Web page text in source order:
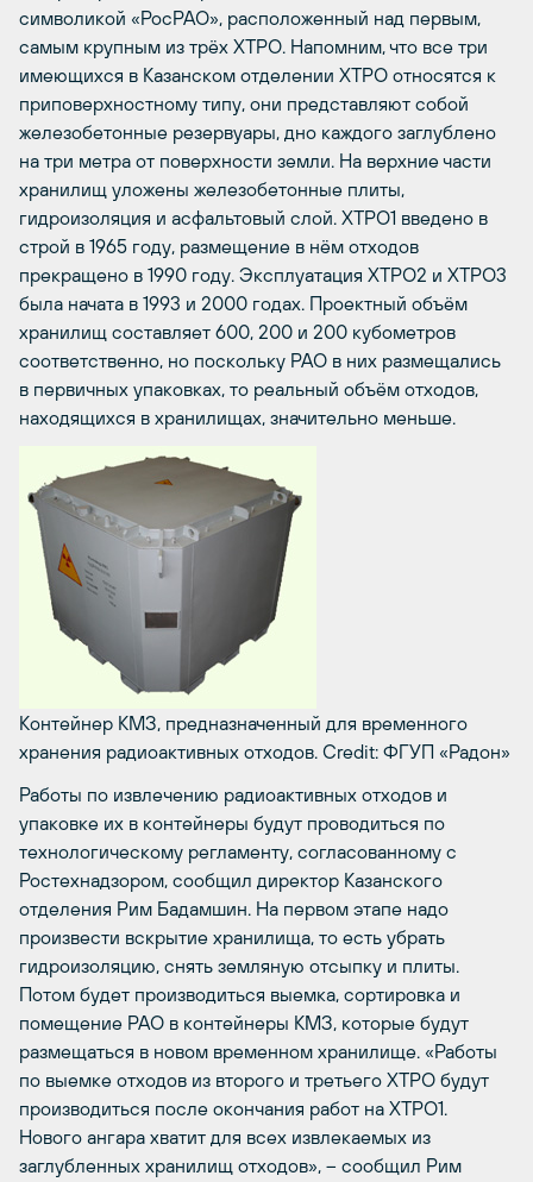
символикой «РосРАО», расположенный над первым,
самым крупным из трёх ХТРО. Напомним, что все три
имеющихся в Казанском отделении ХТРО относятся к
приповерхностному типу, они представляют собой
железобетонные резервуары, дно каждого заглублено
на три метра от поверхности земли. На верхние части
хранилищ уложены железобетонные плиты,
гидроизоляция и асфальтовый слой. ХТРО1 введено в
строй в 1965 году, размещение в нём отходов
прекращено в 1990 году. Эксплуатация ХТРО2 и ХТРО3
была начата в 1993 и 2000 годах. Проектный объём
хранилищ составляет 600, 200 и 200 кубометров
соответственно, но поскольку РАО в них размещались
в первичных упаковках, то реальный объём отходов,
находящихся в хранилищах, значительно меньше.
Контейнер КМЗ, предназначенный для временного
хранения радиоактивных отходов. Credit: ФГУП «Радон»
Работы по извлечению радиоактивных отходов и
упаковке их в контейнеры будут проводиться по
технологическому регламенту, согласованному с
Ростехнадзором, сообщил директор Казанского
отделения Рим Бадамшин. На первом этапе надо
произвести вскрытие хранилища, то есть убрать
гидроизоляцию, снять земляную отсыпку и плиты.
Потом будет производиться выемка, сортировка и
помещение РАО в контейнеры КМЗ, которые будут
размещаться в новом временном хранилище. «Работы
по выемке отходов из второго и третьего ХТРО будут
производиться после окончания работ на ХТРО1.
Нового ангара хватит для всех извлекаемых из
заглубленных хранилищ отходов», – сообщил Рим